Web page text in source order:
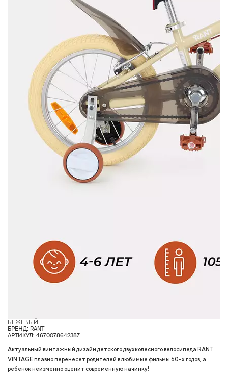
БЕЖЕВЫЙ
БРЕНД: RANT
АРТИКУЛ: 4670078642387
Актуальный винтажный дизайн детского двухколесного велосипеда RANT
VINTAGE плавно перенесет родителей в любимые фильмы 60-х годов, а
ребенок неизменно оценит современную начинку!